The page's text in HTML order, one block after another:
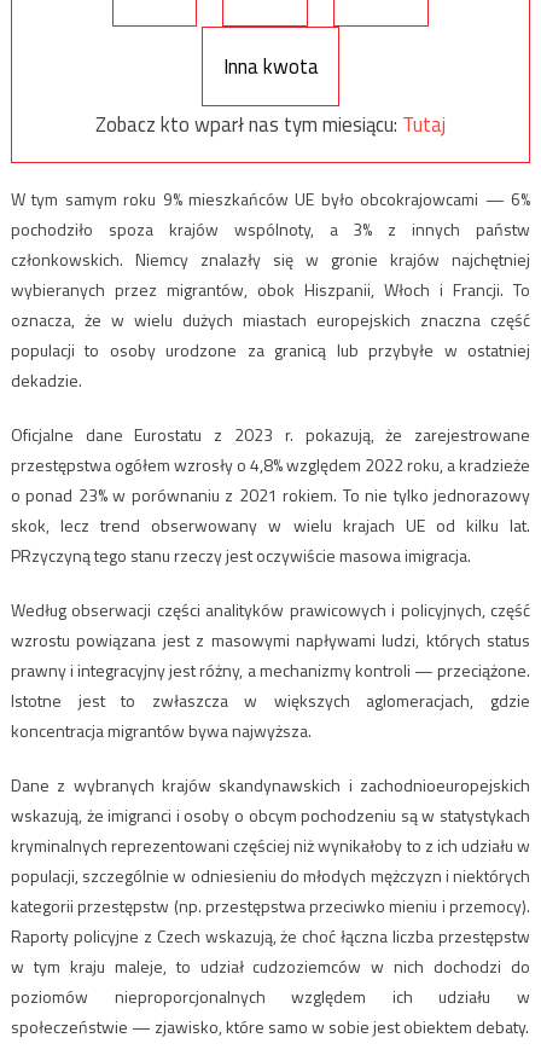
Inna kwota
Zobacz kto wparł nas tym miesiącu: Tutaj
W tym samym roku 9% mieszkańców UE było obcokrajowcami — 6%
pochodziło spoza krajów wspólnoty, a 3% z innych państw
członkowskich. Niemcy znalazły się w gronie krajów najchętniej
wybieranych przez migrantów, obok Hiszpanii, Włoch i Francji. To
oznacza, że w wielu dużych miastach europejskich znaczna część
populacji to osoby urodzone za granicą lub przybyłe w ostatniej
dekadzie.
Oficjalne dane Eurostatu z 2023 r. pokazują, że zarejestrowane
przestępstwa ogółem wzrosły o 4,8% względem 2022 roku, a kradzieże
o ponad 23% w porównaniu z 2021 rokiem. To nie tylko jednorazowy
skok, lecz trend obserwowany w wielu krajach UE od kilku lat.
PRzyczyną tego stanu rzeczy jest oczywiście masowa imigracja.
Według obserwacji części analityków prawicowych i policyjnych, część
wzrostu powiązana jest z masowymi napływami ludzi, których status
prawny i integracyjny jest różny, a mechanizmy kontroli — przeciążone.
Istotne jest to zwłaszcza w większych aglomeracjach, gdzie
koncentracja migrantów bywa najwyższa.
Dane z wybranych krajów skandynawskich i zachodnioeuropejskich
wskazują, że imigranci i osoby o obcym pochodzeniu są w statystykach
kryminalnych reprezentowani częściej niż wynikałoby to z ich udziału w
populacji, szczególnie w odniesieniu do młodych mężczyzn i niektórych
kategorii przestępstw (np. przestępstwa przeciwko mieniu i przemocy).
Raporty policyjne z Czech wskazują, że choć łączna liczba przestępstw
w tym kraju maleje, to udział cudzoziemców w nich dochodzi do
poziomów nieproporcjonalnych względem ich udziału w
społeczeństwie — zjawisko, które samo w sobie jest obiektem debaty.